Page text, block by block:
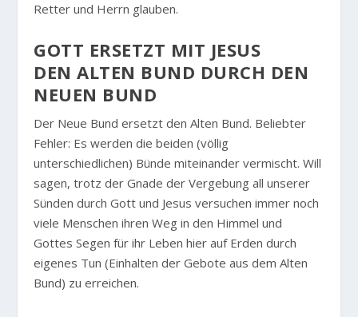
Retter und Herrn glauben.
GOTT ERSETZT MIT JESUS
DEN ALTEN BUND DURCH DEN
NEUEN BUND
Der Neue Bund ersetzt den Alten Bund. Beliebter
Fehler: Es werden die beiden (völlig
unterschiedlichen) Bünde miteinander vermischt. Will
sagen, trotz der Gnade der Vergebung all unserer
Sünden durch Gott und Jesus versuchen immer noch
viele Menschen ihren Weg in den Himmel und
Gottes Segen für ihr Leben hier auf Erden durch
eigenes Tun (Einhalten der Gebote aus dem Alten
Bund) zu erreichen.